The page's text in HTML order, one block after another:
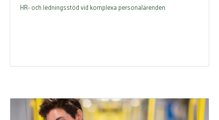
HR- och ledningsstöd vid komplexa personalärenden.